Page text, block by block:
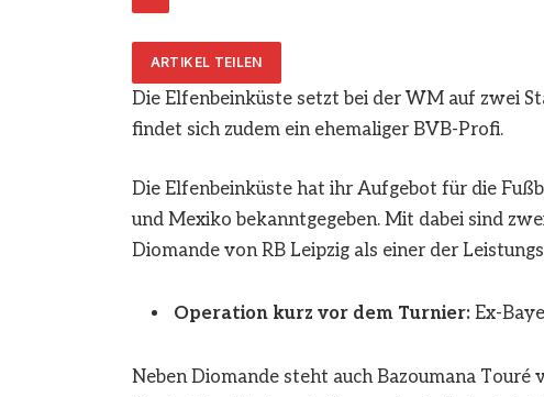
ARTIKEL TEILEN
Die Elfenbeinküste setzt bei der WM auf zwei
findet sich zudem ein ehemaliger BVB-Profi.
Die Elfenbeinküste hat ihr Aufgebot für die
und Mexiko bekanntgegeben. Mit dabei sind
Diomande von RB Leipzig als einer der
Operation kurz vor dem Turnier:Ex-
Neben Diomande steht auch Bazoumana